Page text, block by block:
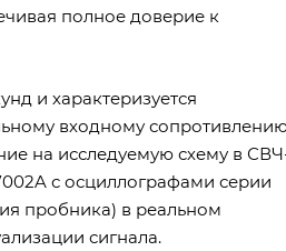
полное доверие к
и характеризуется
входному
на исследуемую схему в
с осциллографами серии
пробника) в реальном
сигнала.